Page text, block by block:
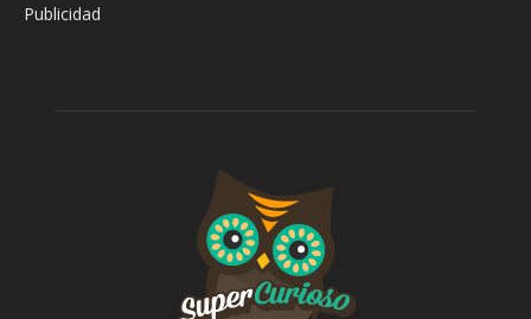
Publicidad